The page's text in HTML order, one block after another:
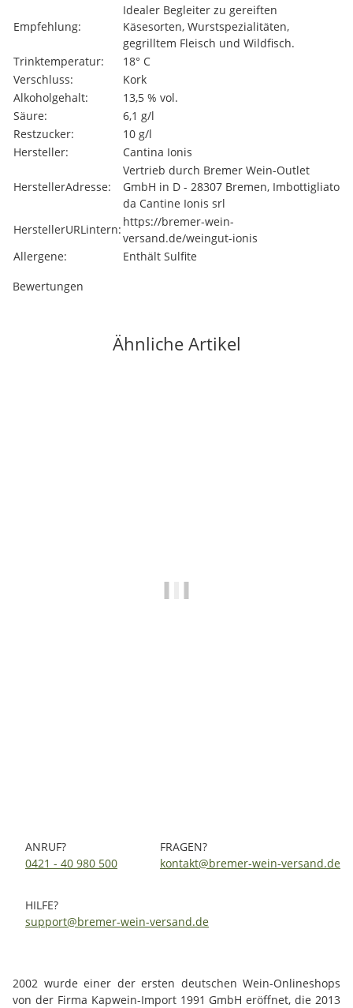
Empfehlung:
Idealer Begleiter zu gereiften
Käsesorten, Wurstspezialitäten,
gegrilltem Fleisch und Wildfisch.
Trinktemperatur:
18° C
Verschluss:
Kork
Alkoholgehalt:
13,5 % vol.
Säure:
6,1 g/l
Restzucker:
10 g/l
Hersteller:
Cantina Ionis
HerstellerAdresse:
Vertrieb durch Bremer Wein-Outlet
GmbH in D - 28307 Bremen, Imbottigliato
da Cantine Ionis srl
HerstellerURLintern:
https://bremer-wein-
versand.de/weingut-ionis
Allergene:
Enthält Sulfite
Bewertungen
Ähnliche Artikel
ANRUF?
0421 - 40 980 500
FRAGEN?
kontakt@bremer-wein-versand.de
HILFE?
support@bremer-wein-versand.de
2002 wurde einer der ersten deutschen Wein-Onlineshops
von der Firma Kapwein-Import 1991 GmbH eröffnet, die 2013